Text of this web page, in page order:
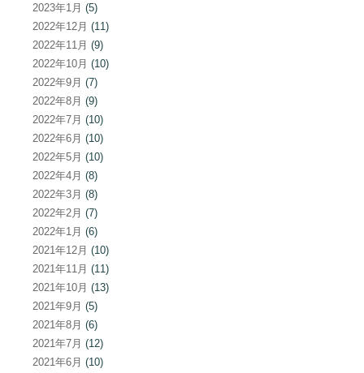
2023年1月 (5)
2022年12月 (11)
2022年11月 (9)
2022年10月 (10)
2022年9月 (7)
2022年8月 (9)
2022年7月 (10)
2022年6月 (10)
2022年5月 (10)
2022年4月 (8)
2022年3月 (8)
2022年2月 (7)
2022年1月 (6)
2021年12月 (10)
2021年11月 (11)
2021年10月 (13)
2021年9月 (5)
2021年8月 (6)
2021年7月 (12)
2021年6月 (10)